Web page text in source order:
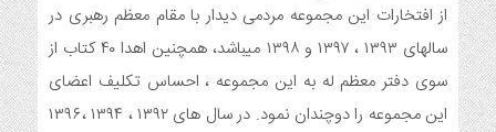
تشریح برنامه های دهه مهدویت شبکه فرهنگی مردمی نغمه های
توزیع بسته جشن تکلیف به دختران سادات ایتام اندیمشک در شب
ولادت امام علی(ع)
از افتخارات این مجموعه مردمی دیدار با مقام معظم رهبری در
سالهای ۱۳۹۳ ، ۱۳۹۷ و ۱۳۹۸ میباشد، همچنین اهدا ۴۰ کتاب از
سوی دفتر معظم له به این مجموعه ، احساس تکلیف اعضای
این مجموعه را دوچندان نمود. در سال های ۱۳۹۲ ، ۱۳۹۴ ،۱۳۹۶